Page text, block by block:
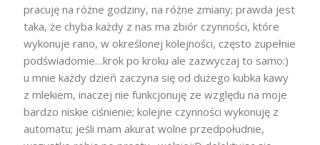
pracuję na różne godziny, na różne zmiany; prawda jest
taka, że chyba każdy z nas ma zbiór czynności, które
wykonuje rano, w określonej kolejności, często zupełnie
podświadomie…krok po kroku ale zazwyczaj to samo:)
u mnie każdy dzień zaczyna się od dużego kubka kawy
z mlekiem, inaczej nie funkcjonuję ze względu na moje
bardzo niskie ciśnienie; kolejne czynności wykonuję z
automatu; jeśli mam akurat wolne przedpołudnie,